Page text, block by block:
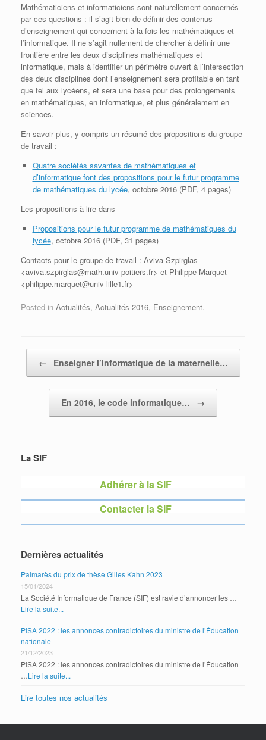
Mathématiciens et informaticiens sont naturellement concernés
par ces questions : il s’agit bien de définir des contenus
d’enseignement qui concernent à la fois les mathématiques et
l’informatique. Il ne s’agit nullement de chercher à définir une
frontière entre les deux disciplines mathématiques et
informatique, mais à identifier un périmètre ouvert à l’intersection
des deux disciplines dont l’enseignement sera profitable en tant
que tel aux lycéens, et sera une base pour des prolongements
en mathématiques, en informatique, et plus généralement en
sciences.
En savoir plus, y compris un résumé des propositions du groupe
de travail :
Quatre sociétés savantes de mathématiques et
d’informatique font des propositions pour le futur programme
de mathématiques du lycée, octobre 2016 (PDF, 4 pages)
Les propositions à lire dans
Propositions pour le futur programme de mathématiques du
lycée, octobre 2016 (PDF, 31 pages)
Contacts pour le groupe de travail : Aviva Szpirglas
<aviva.szpirglas@math.univ-poitiers.fr> et Philippe Marquet
<philippe.marquet@univ-lille1.fr>
Posted in Actualités, Actualités 2016, Enseignement.
← Enseigner l’informatique de la maternelle…
En 2016, le code informatique… →
La SIF
Adhérer à la SIF
Contacter la SIF
Dernières actualités
Palmarès du prix de thèse Gilles Kahn 2023
15/01/2024
La Société Informatique de France (SIF) est ravie d’annoncer les …
Lire la suite...
PISA 2022 : les annonces contradictoires du ministre de l’Éducation
nationale
21/12/2023
PISA 2022 : les annonces contradictoires du ministre de l’Éducation
…Lire la suite...
Lire toutes nos actualités